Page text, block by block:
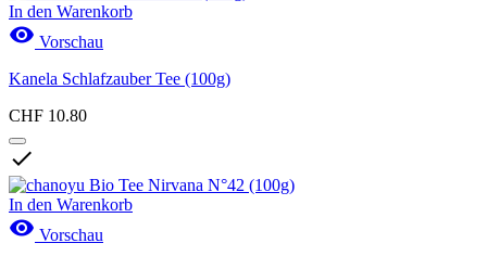
In den Warenkorb
 Vorschau
Kanela Schlafzauber Tee (100g)
CHF 10.80

In den Warenkorb
 Vorschau